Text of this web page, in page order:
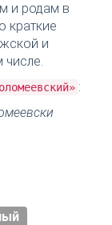
и родам в
краткие
и
: